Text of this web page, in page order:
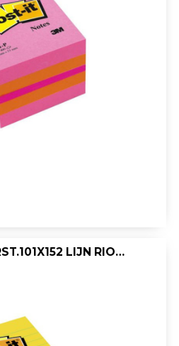
NOTITIEBLOK SUPERST.101X152 LIJN RIO/PK3